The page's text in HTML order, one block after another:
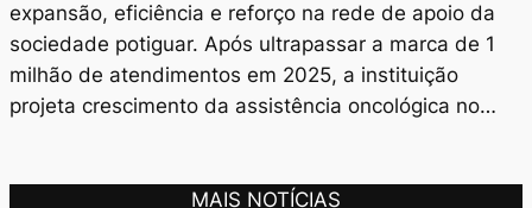
expansão, eficiência e reforço na rede de apoio da
sociedade potiguar. Após ultrapassar a marca de 1
milhão de atendimentos em 2025, a instituição
projeta crescimento da assistência oncológica no…
MAIS NOTÍCIAS